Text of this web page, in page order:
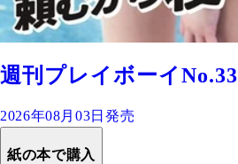
週刊プレイボーイNo.33
2026年08月03日発売
紙の本で購入